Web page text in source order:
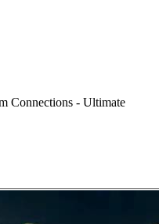
Connections - Ultimate